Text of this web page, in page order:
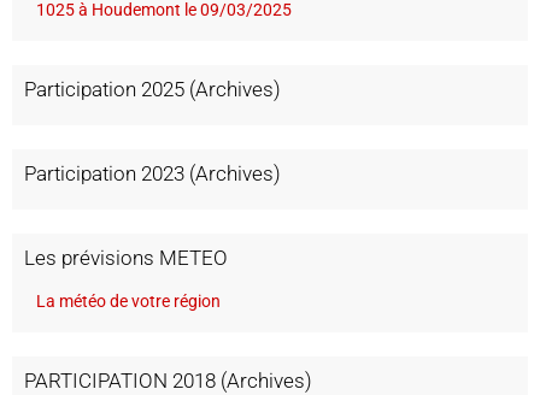
1025 à Houdemont le 09/03/2025
Participation 2025 (Archives)
Participation 2023 (Archives)
Les prévisions METEO
La météo de votre région
PARTICIPATION 2018 (Archives)